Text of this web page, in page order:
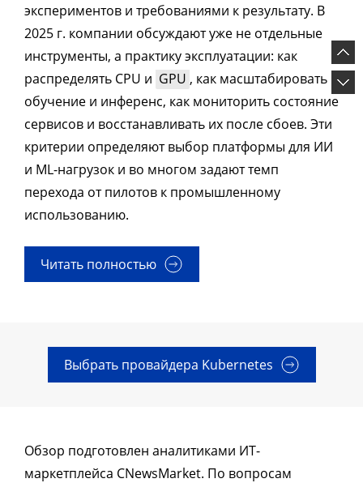
экспериментов и требованиями к результату. В
2025 г. компании обсуждают уже не отдельные
инструменты, а практику эксплуатации: как
распределять CPU и GPU , как масштабировать
обучение и инференс, как мониторить состояние
сервисов и восстанавливать их после сбоев. Эти
критерии определяют выбор платформы для ИИ
и ML-нагрузок и во многом задают темп
перехода от пилотов к промышленному
использованию.
Читать полностью
Выбрать провайдера Kubernetes
Обзор подготовлен аналитиками ИТ-
маркетплейса CNewsMarket. По вопросам